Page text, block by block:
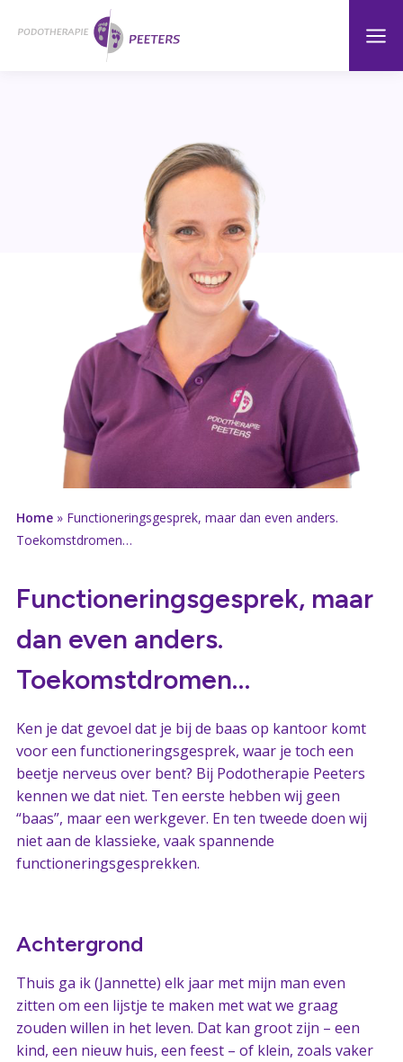
hoofdinhoud
Home» Functioneringsgesprek, maar dan even anders.
Toekomstdromen…
Functioneringsgesprek, maar
dan even anders.
Toekomstdromen…
Ken je dat gevoel dat je bij de baas op kantoor komt
voor een functioneringsgesprek, waar je toch een
beetje nerveus over bent? Bij Podotherapie Peeters
kennen we dat niet. Ten eerste hebben wij geen
“baas”, maar een werkgever. En ten tweede doen wij
niet aan de klassieke, vaak spannende
functioneringsgesprekken.
Achtergrond
Thuis ga ik (Jannette) elk jaar met mijn man even
zitten om een lijstje te maken met wat we graag
zouden willen in het leven. Dat kan groot zijn – een
kind, een nieuw huis, een feest – of klein, zoals vaker